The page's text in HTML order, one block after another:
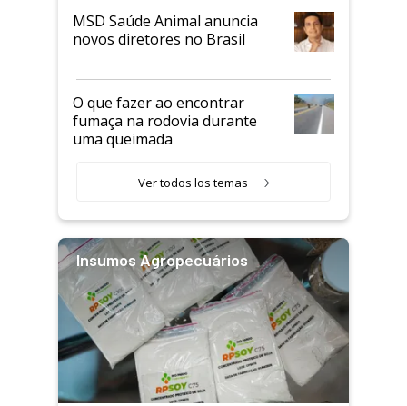
MSD Saúde Animal anuncia
novos diretores no Brasil
O que fazer ao encontrar
fumaça na rodovia durante
uma queimada
Ver todos los temas
Insumos Agropecuários